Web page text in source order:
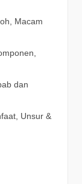
Macam
dan
Unsur &